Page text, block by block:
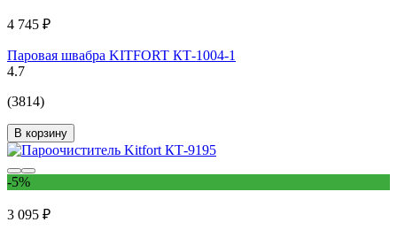
4 745 ₽
Паровая швабра KITFORT КТ-1004-1
4.7
(3814)
В корзину
-5%
3 095 ₽